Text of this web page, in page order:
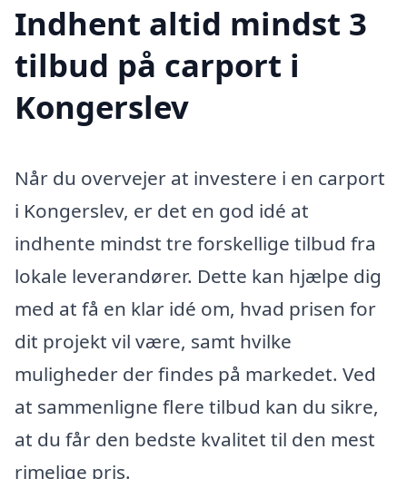
Indhent altid mindst 3
tilbud på carport i
Kongerslev
Når du overvejer at investere i en carport
i Kongerslev, er det en god idé at
indhente mindst tre forskellige tilbud fra
lokale leverandører. Dette kan hjælpe dig
med at få en klar idé om, hvad prisen for
dit projekt vil være, samt hvilke
muligheder der findes på markedet. Ved
at sammenligne flere tilbud kan du sikre,
at du får den bedste kvalitet til den mest
rimelige pris.